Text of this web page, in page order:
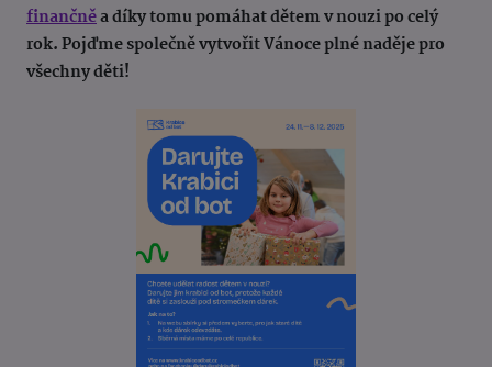
finančněa díky tomu pomáhat dětem v nouzi po celý
rok. Pojďme společně vytvořit Vánoce plné naděje pro
všechny děti!